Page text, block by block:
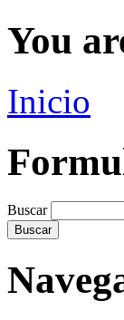
You
Inicio
Buscar